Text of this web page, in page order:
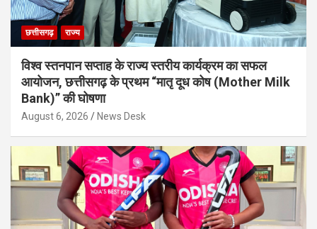
छत्तीसगढ़ राज्य
विश्व स्तनपान सप्ताह के राज्य स्तरीय कार्यक्रम का सफल
आयोजन, छत्तीसगढ़ के प्रथम “मातृ दूध कोष (Mother Milk
Bank)” की घोषणा
August 6, 2026 News Desk